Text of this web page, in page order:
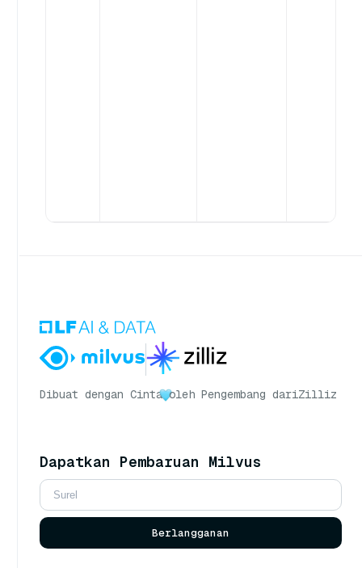
Dibuat dengan Cinta oleh Pengembang dariZilliz
Dapatkan Pembaruan Milvus
Berlangganan